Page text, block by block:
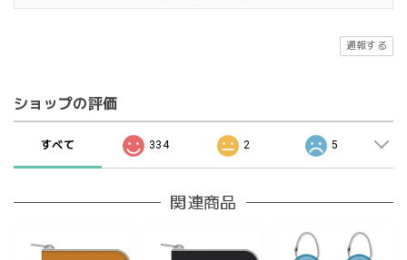
通報する
ショップの評価
すべて 334 2 5
関連商品